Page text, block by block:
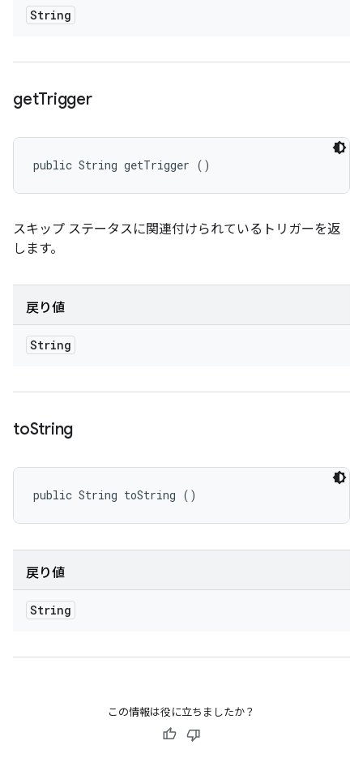
String
getTrigger
public String getTrigger ()
スキップ ステータスに関連付けられているトリガーを返
します。
戻り値
String
toString
public String toString ()
戻り値
String
この情報は役に立ちましたか？